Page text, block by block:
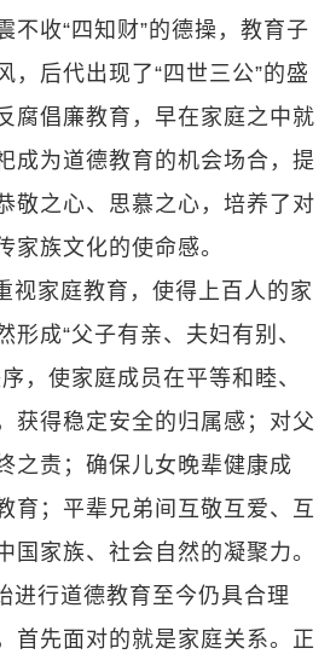
不收“四知财”的德操，教育子
，后代出现了“四世三公”的盛
腐倡廉教育，早在家庭之中就
成为道德教育的机会场合，提
敬之心、思慕之心，培养了对
家族文化的使命感。
视家庭教育，使得上百人的家
形成“父子有亲、夫妇有别、
，使家庭成员在平等和睦、
获得稳定安全的归属感；对父
之责；确保儿女晚辈健康成
育；平辈兄弟间互敬互爱、互
国家族、社会自然的凝聚力。
进行道德教育至今仍具合理
首先面对的就是家庭关系。正